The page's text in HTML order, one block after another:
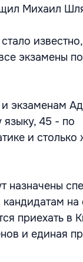
Михаил
экзамены
экзаменам
45 - по
и столько
назначены
на
приехать в
и единая